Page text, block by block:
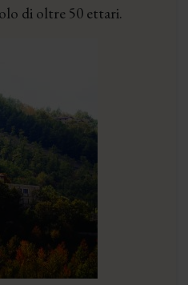
di oltre 50 ettari.